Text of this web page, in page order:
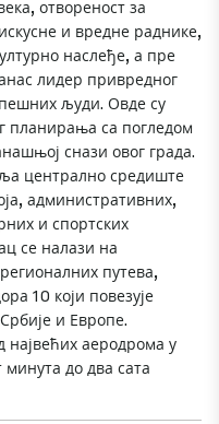
отвореност за
и вредне раднике,
наслеђе, а пре
лидер привредног
људи. Овде су
планирања са погледом
снази овог града.
централно средиште
административних,
и спортских
се налази на
путева,
10 који повезује
и Европе.
највећих аеродрома у
минута до два сата